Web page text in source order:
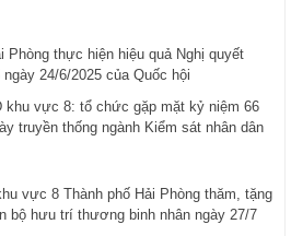
Phòng thực hiện hiệu quả Nghị quyết
ngày 24/6/2025 của Quốc hội
khu vực 8: tổ chức gặp mặt kỷ niệm 66
truyền thống ngành Kiểm sát nhân dân
vực 8 Thành phố Hải Phòng thăm, tặng
bộ hưu trí thương binh nhân ngày 27/7